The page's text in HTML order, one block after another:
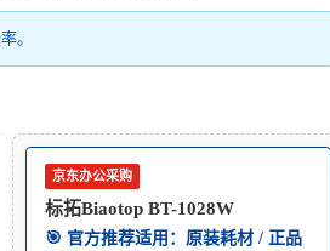
。
京东办公采购
标拓Biaotop BT-1028W
🎯 官方推荐适用：原装耗材 / 正品